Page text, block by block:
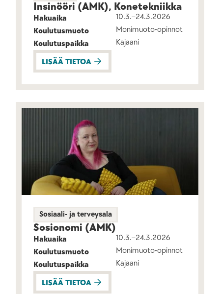
Insinööri (AMK), Konetekniikka
Hakuaika
10.3.–24.3.2026
Koulutusmuoto
Monimuoto-opinnot
Koulutuspaikka
Kajaani
LISÄÄ TIETOA
Sosiaali- ja terveysala
Sosionomi (AMK)
Hakuaika
10.3.–24.3.2026
Koulutusmuoto
Monimuoto-opinnot
Koulutuspaikka
Kajaani
LISÄÄ TIETOA